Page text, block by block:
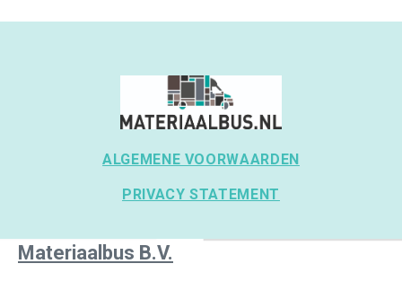
ALGEMENE VOORWAARDEN
PRIVACY STATEMENT
Materiaalbus B.V.